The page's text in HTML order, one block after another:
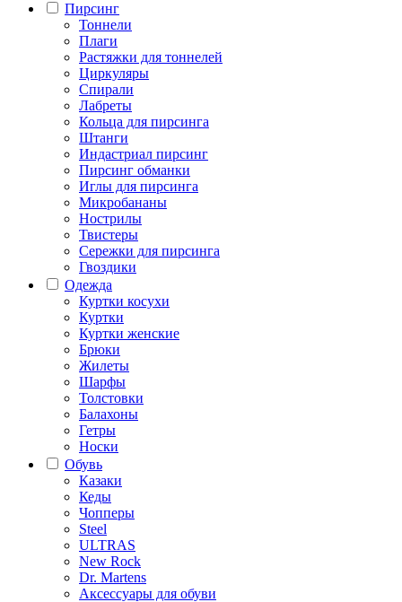
Пирсинг
Тоннели
Плаги
Растяжки для тоннелей
Циркуляры
Спирали
Лабреты
Кольца для пирсинга
Штанги
Индастриал пирсинг
Пирсинг обманки
Иглы для пирсинга
Микробананы
Нострилы
Твистеры
Сережки для пирсинга
Гвоздики
Одежда
Куртки косухи
Куртки
Куртки женские
Брюки
Жилеты
Шарфы
Толстовки
Балахоны
Гетры
Носки
Обувь
Казаки
Кеды
Чопперы
Steel
ULTRAS
New Rock
Dr. Martens
Аксессуары для обуви